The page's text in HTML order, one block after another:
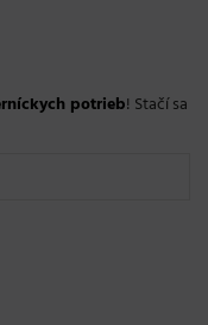
potrieb! Stačí sa